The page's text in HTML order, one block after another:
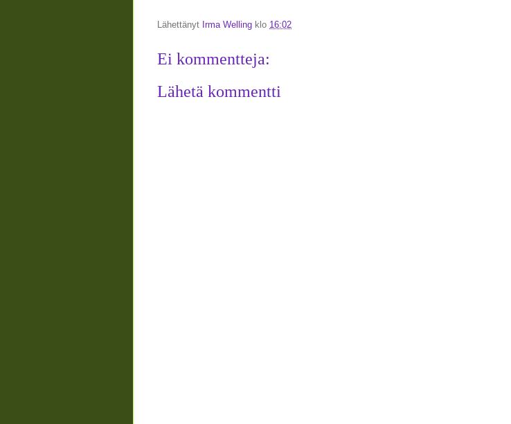
Lähettänyt Irma Welling klo 16:02
Ei kommentteja:
Lähetä kommentti